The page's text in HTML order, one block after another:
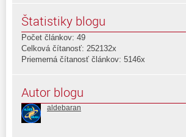
Štatistiky blogu
Počet článkov: 49
Celková čítanosť: 252132x
Priemerná čítanosť článkov: 5146x
Autor blogu
aldebaran